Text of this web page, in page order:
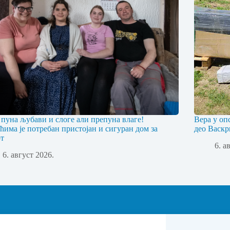
љубави и слоге али препуна влаге!
је потребан пристојан и сигуран дом за
6. август 2026.
Вера у
део
6.